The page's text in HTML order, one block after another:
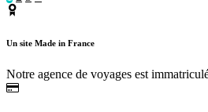
Un site Made in France
Notre agence de voyages est